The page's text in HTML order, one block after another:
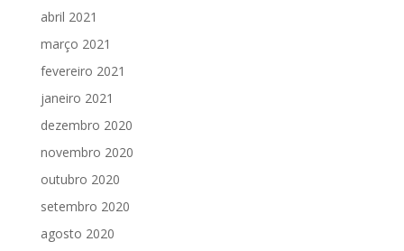
abril 2021
março 2021
fevereiro 2021
janeiro 2021
dezembro 2020
novembro 2020
outubro 2020
setembro 2020
agosto 2020